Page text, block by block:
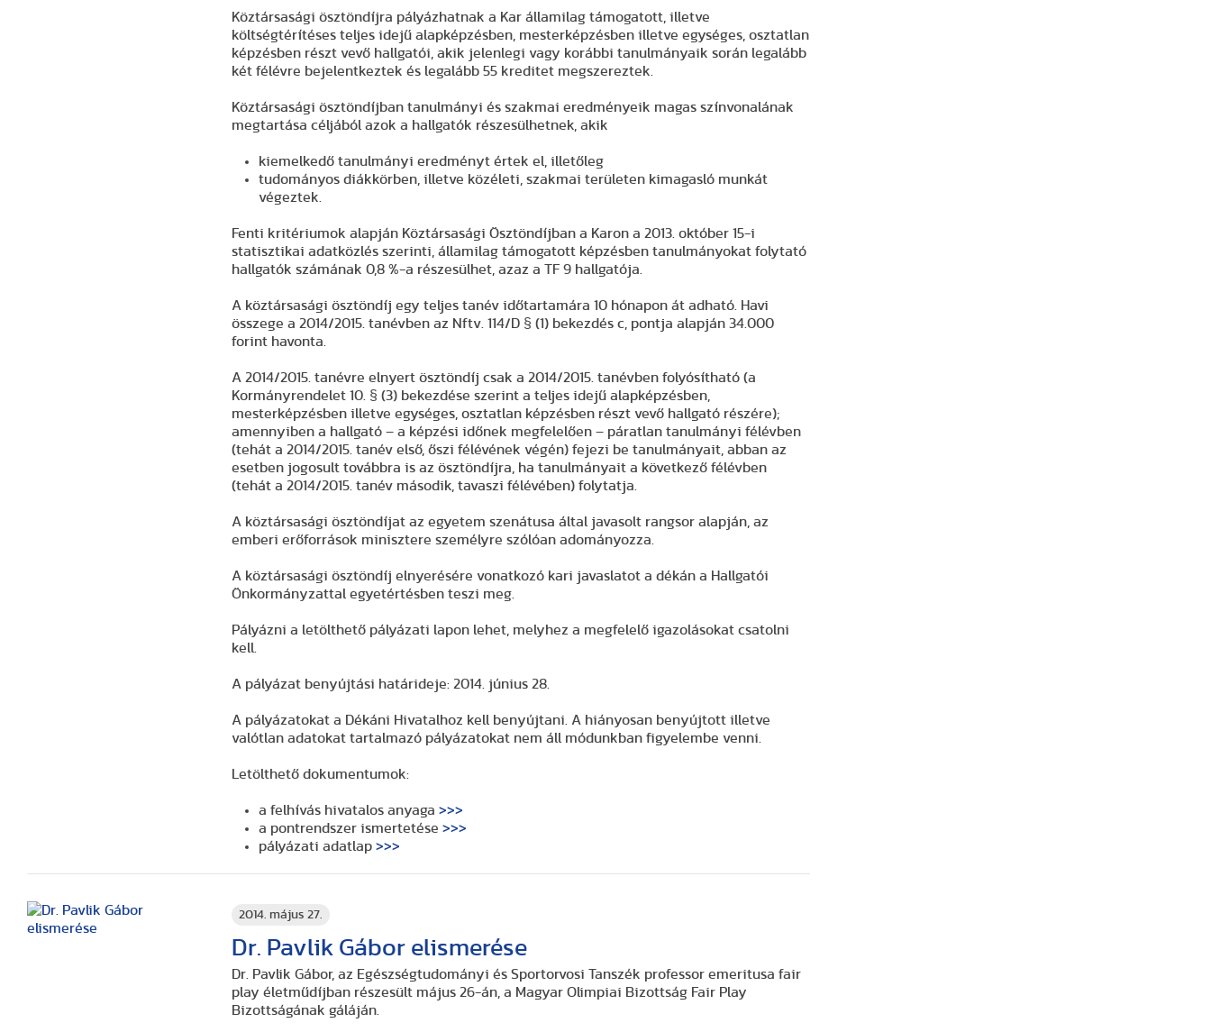
Köztársasági ösztöndíjra pályázhatnak a Kar államilag támogatott, illetve
költségtérítéses teljes idejű alapképzésben, mesterképzésben illetve egységes, osztatlan
képzésben részt vevő hallgatói, akik jelenlegi vagy korábbi tanulmányaik során legalább
két félévre bejelentkeztek és legalább 55 kreditet megszereztek.
Köztársasági ösztöndíjban tanulmányi és szakmai eredményeik magas színvonalának
megtartása céljából azok a hallgatók részesülhetnek, akik
kiemelkedő tanulmányi eredményt értek el, illetőleg
tudományos diákkörben, illetve közéleti, szakmai területen kimagasló munkát
végeztek.
Fenti kritériumok alapján Köztársasági Ösztöndíjban a Karon a 2013. október 15-i
statisztikai adatközlés szerinti, államilag támogatott képzésben tanulmányokat folytató
hallgatók számának 0,8 %-a részesülhet, azaz a TF 9 hallgatója.
A köztársasági ösztöndíj egy teljes tanév időtartamára 10 hónapon át adható. Havi
összege a 2014/2015. tanévben az Nftv. 114/D § (1) bekezdés c, pontja alapján 34.000
forint havonta.
A 2014/2015. tanévre elnyert ösztöndíj csak a 2014/2015. tanévben folyósítható (a
Kormányrendelet 10. § (3) bekezdése szerint a teljes idejű alapképzésben,
mesterképzésben illetve egységes, osztatlan képzésben részt vevő hallgató részére);
amennyiben a hallgató – a képzési időnek megfelelően – páratlan tanulmányi félévben
(tehát a 2014/2015. tanév első, őszi félévének végén) fejezi be tanulmányait, abban az
esetben jogosult továbbra is az ösztöndíjra, ha tanulmányait a következő félévben
(tehát a 2014/2015. tanév második, tavaszi félévében) folytatja.
A köztársasági ösztöndíjat az egyetem szenátusa által javasolt rangsor alapján, az
emberi erőforrások minisztere személyre szólóan adományozza.
A köztársasági ösztöndíj elnyerésére vonatkozó kari javaslatot a dékán a Hallgatói
Önkormányzattal egyetértésben teszi meg.
Pályázni a letölthető pályázati lapon lehet, melyhez a megfelelő igazolásokat csatolni
kell.
A pályázat benyújtási határideje: 2014. június 28.
A pályázatokat a Dékáni Hivatalhoz kell benyújtani. A hiányosan benyújtott illetve
valótlan adatokat tartalmazó pályázatokat nem áll módunkban figyelembe venni.
Letölthető dokumentumok:
a felhívás hivatalos anyaga>>>
a pontrendszer ismertetése>>>
pályázati adatlap>>>
2014. május 27.
Dr. Pavlik Gábor elismerése
Dr. Pavlik Gábor, az Egészségtudományi és Sportorvosi Tanszék professor emeritusa fair
play életműdíjban részesült május 26-án, a Magyar Olimpiai Bizottság Fair Play
Bizottságának gáláján.